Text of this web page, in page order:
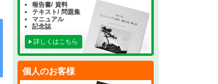
報告書/ 資料
テキスト/ 問題集
マニュアル
記念誌
詳しくはこちら
個人のお客様